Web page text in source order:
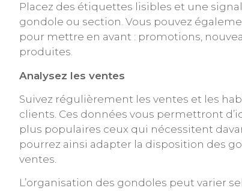
Placez des étiquettes lisibles et une
gondole ou section. Vous pouvez
pour mettre en avant : promotions,
produites.
Analysez les ventes
Suivez régulièrement les ventes et les
clients. Ces données vous permettront
plus populaires ceux qui nécessitent
pourrez ainsi adapter la disposition des
ventes.
L’organisation des gondoles peut varier